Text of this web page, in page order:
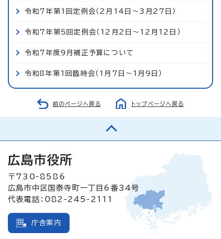
令和7年第1回定例会（2月14日～3月27日）
令和7年第5回定例会（12月2日～12月12日）
令和7年度9月補正予算について
令和8年第1回臨時会（1月7日～1月9日）
前のページへ戻る トップページへ戻る
広島市役所
〒730-8586
広島市中区国泰寺町一丁目6番34号
代表電話：082-245-2111
庁舎案内